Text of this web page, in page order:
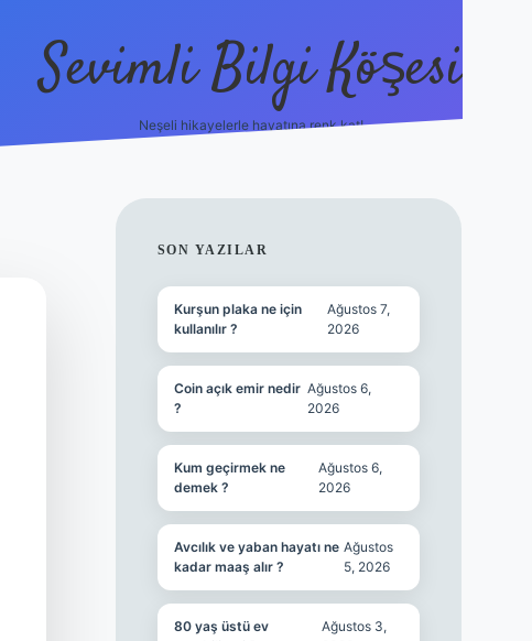
Sevimli Bilgi Köşesi
Neşeli hikayelerle hayatına renk kat!
SIDEBAR
SON YAZILAR
Kurşun plaka ne için
kullanılır ?
Ağustos 7,
2026
Coin açık emir nedir
?
Ağustos 6,
2026
Kum geçirmek ne
demek ?
Ağustos 6,
2026
Avcılık ve yaban hayatı ne
kadar maaş alır ?
Ağustos
5, 2026
80 yaş üstü ev
Ağustos 3,
hiltonbet güncel giriş